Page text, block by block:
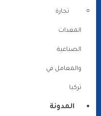
تجارة
المعدات
الصناعية
والمعامل في
تركيا
المدونة